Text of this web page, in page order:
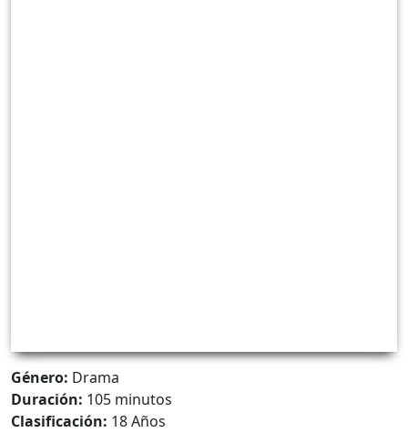
Género: Drama
Duración: 105 minutos
Clasificación: 18 Años